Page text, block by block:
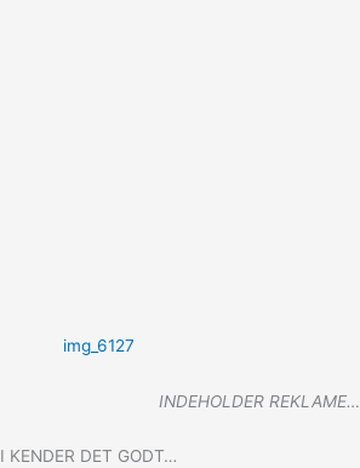
INDEHOLDER REKLAME…
I KENDER DET GODT…